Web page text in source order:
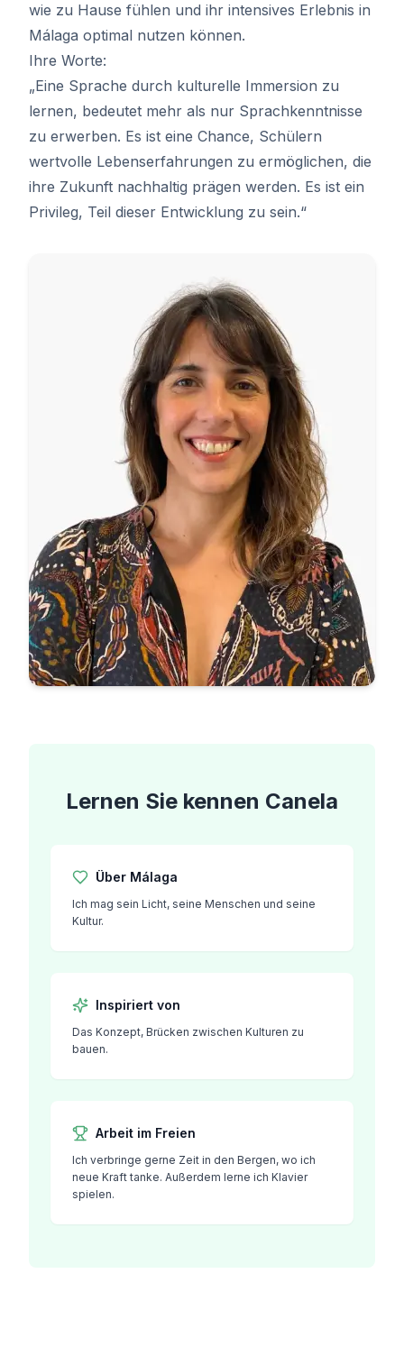
wie zu Hause fühlen und ihr intensives Erlebnis in
Málaga optimal nutzen können.
Ihre Worte:
„Eine Sprache durch kulturelle Immersion zu
lernen, bedeutet mehr als nur Sprachkenntnisse
zu erwerben. Es ist eine Chance, Schülern
wertvolle Lebenserfahrungen zu ermöglichen, die
ihre Zukunft nachhaltig prägen werden. Es ist ein
Privileg, Teil dieser Entwicklung zu sein.“
Lernen Sie kennen Canela
Über Málaga
Ich mag sein Licht, seine Menschen und seine
Kultur.
Inspiriert von
Das Konzept, Brücken zwischen Kulturen zu
bauen.
Arbeit im Freien
Ich verbringe gerne Zeit in den Bergen, wo ich
neue Kraft tanke. Außerdem lerne ich Klavier
spielen.